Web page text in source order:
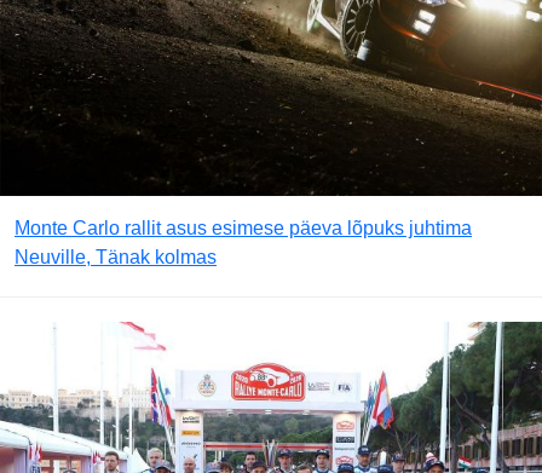
Monte Carlo rallit asus esimese päeva lõpuks juhtima
Neuville, Tänak kolmas